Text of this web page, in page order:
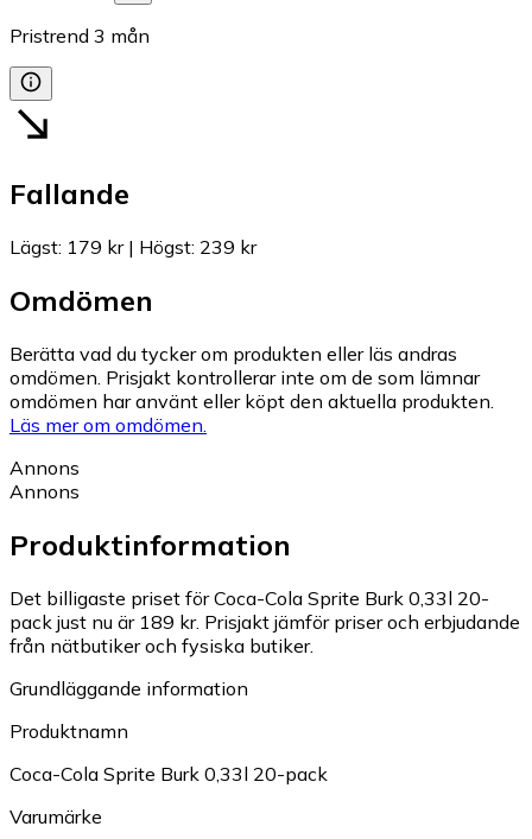
Pristrend 3 mån
Fallande
Lägst: 179 kr| Högst: 239 kr
Omdömen
Berätta vad du tycker om produkten eller läs andras
omdömen. Prisjakt kontrollerar inte om de som lämnar
omdömen har använt eller köpt den aktuella produkten.
Läs mer om omdömen.
Annons
Annons
Produktinformation
Det billigaste priset för Coca-Cola Sprite Burk 0,33l 20-
pack just nu är 189 kr. Prisjakt jämför priser och erbjudande
från nätbutiker och fysiska butiker.
Grundläggande information
Produktnamn
Coca-Cola Sprite Burk 0,33l 20-pack
Varumärke